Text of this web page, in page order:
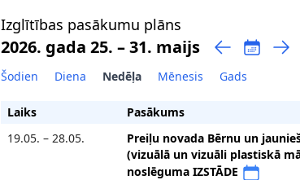
Izglītības pasākumu plāns
2026. gada 25. – 31. maijs
Šodien Diena Nedēļa Mēnesis Gads
Laiks Pasākums
19.05. – 28.05.
Preiļu novada Bērnu un
(vizuālā un vizuāli plastiskā
noslēguma IZSTĀDE